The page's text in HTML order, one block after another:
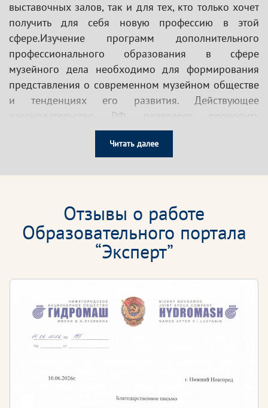
выставочных залов, так и для тех, кто только хочет
получить для себя новую профессию в этой
сфере.Изучение программ дополнительного
профессионального образования в сфере
музейного дела необходимо для формирования
представления о современном музейном обществе
и тенденциях его развития. Действующее
законодательство РФ позволяет проходить
обучение дистанционно.
Какие знания вы получите, пройдя обучение в
музееведения
экспозиционно-выставочной деятельности
организации и хранения музейных экспонатов
культурно-образовательной и научной
Также сформируете у себя ценностное отношение к
сохранению культурного наследия прошлого, что
позволит вам приступить к работе в этой области.
организаций культуры и искусства.
Читать далее
Отзывы о работе
Образовательного портала
“Эксперт”